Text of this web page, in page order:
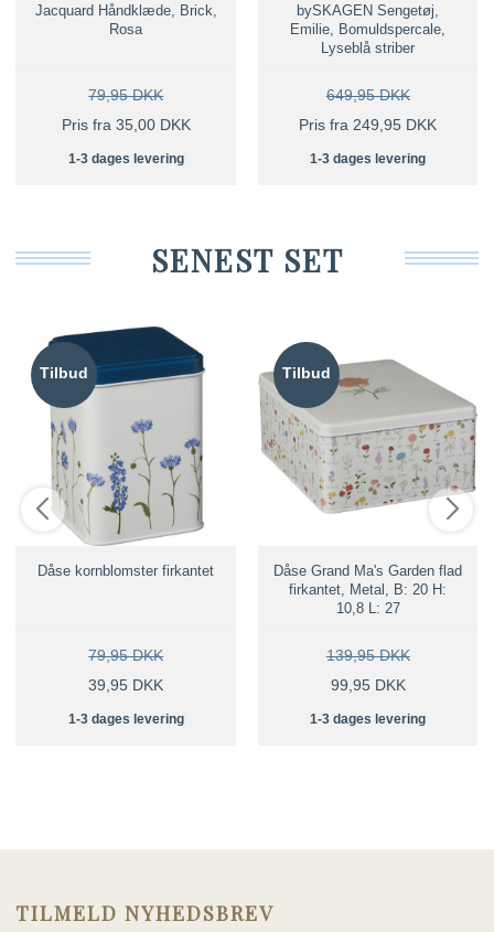
Jacquard Håndklæde, Brick,
Rosa
79,95 DKK
Pris fra 35,00 DKK
1-3 dages levering
bySKAGEN Sengetøj,
Emilie, Bomuldspercale,
Lyseblå striber
649,95 DKK
Pris fra 249,95 DKK
1-3 dages levering
SENEST SET
Tilbud
Dåse kornblomster firkantet
79,95 DKK
39,95 DKK
1-3 dages levering
Tilbud
Dåse Grand Ma's Garden flad
firkantet, Metal, B: 20 H:
10,8 L: 27
139,95 DKK
99,95 DKK
1-3 dages levering
TILMELD NYHEDSBREV